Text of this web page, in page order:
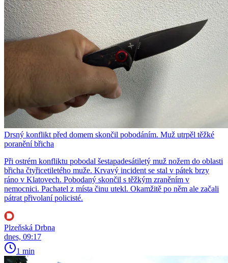
Drsný konflikt před domem skončil pobodáním. Muž utrpěl těžké
poranění břicha
Při ostrém konfliktu pobodal šestapadesátiletý muž nožem do oblasti
břicha čtyřicetiletého muže. Krvavý incident se stal v pátek brzy
ráno v Klatovech. Pobodaný skončil s těžkým zraněním v
nemocnici. Pachatel z místa činu utekl. Okamžitě po něm ale začali
pátrat přivolaní policisté.
Plzeňská Drbna
dnes, 09:17
1 min